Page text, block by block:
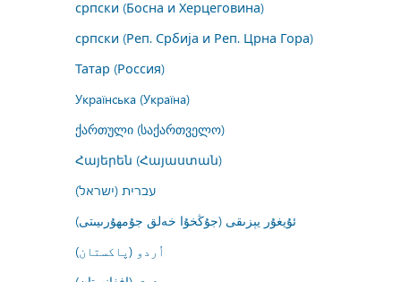
српски (Босна и Херцеговина)
српски (Реп. Србија и Реп. Црна Гора)
Татар (Россия)
Українська (Україна)
ქართული (საქართველო)
Հայերեն (Հայաստան)
עברית (ישראל)
ئۇيغۇر يېزىقى (جۇڭخۇا خەلق جۇمھۇرىيىتى)
اُردو (پاکستان)